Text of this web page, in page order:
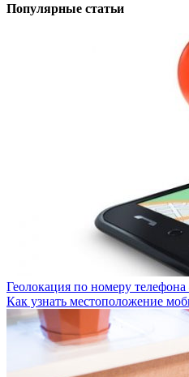
Популярные статьи
Геолокация по номеру
Как узнать местоположение